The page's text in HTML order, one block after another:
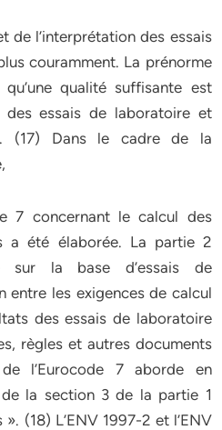
de l’interprétation des essais
couramment. La prénorme
qualité suffisante est
des essais de laboratoire et
(17) Dans le cadre de la
7 concernant le calcul des
a été élaborée. La partie 2
sur la base d’essais de
entre les exigences de calcul
des essais de laboratoire
règles et autres documents
l’Eurocode 7 aborde en
la section 3 de la partie 1
(18) L’ENV 1997-2 et l’ENV